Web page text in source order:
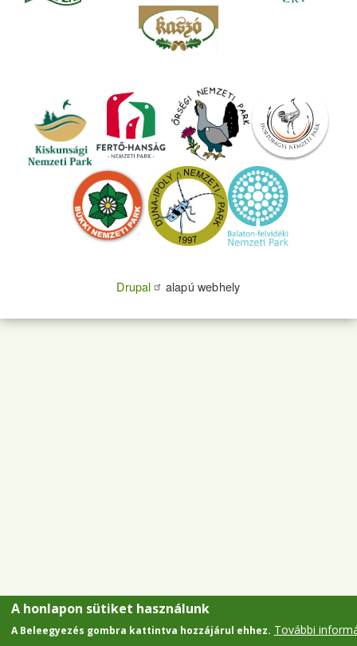
Drupal alapú webhely
A honlapon sütiket használunk
A Beleegyezés gombra kattintva hozzájárul ehhez. További